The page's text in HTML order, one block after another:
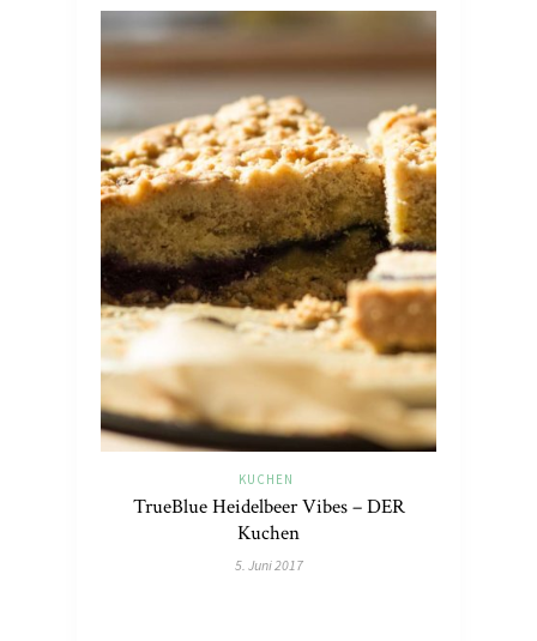
KUCHEN
TrueBlue Heidelbeer Vibes – DER
Kuchen
5. Juni 2017